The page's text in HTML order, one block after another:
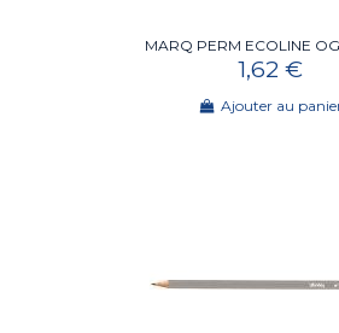
MARQ PERM ECOLINE
1,62 €
Ajouter au